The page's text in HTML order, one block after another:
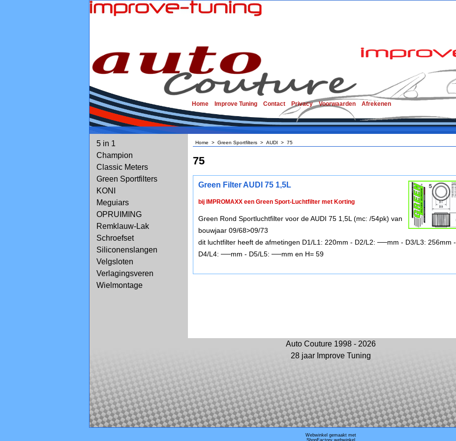
Home Improve Tuning Contact Privacy Voorwaarden Afrekenen
5 in 1
Champion
Classic Meters
Green Sportfilters
KONI
Meguiars
OPRUIMING
Remklauw-Lak
Schroefset
Siliconenslangen
Velgsloten
Verlagingsveren
Wielmontage
Home > Green Sportfilters > AUDI > 75
75
Green Filter AUDI 75 1,5L
bij IMPROMAXX een Green Sport-Luchtfilter met Korting
Green Rond Sportluchtfilter voor de AUDI 75 1,5L (mc: /54pk) van
bouwjaar 09/68>09/73
dit luchtfilter heeft de afmetingen D1/L1: 220mm - D2/L2: ──mm - D3/L3: 256mm -
D4/L4: ──mm - D5/L5: ──mm en H= 59
Auto Couture 1998 - 2026
28 jaar Improve Tuning
Webwinkel gemaakt met
ShopFactory webwinkel